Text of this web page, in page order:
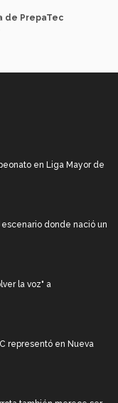
de PrepaTec
en Liga Mayor de
donde nació un
la voz" a
representó en Nueva